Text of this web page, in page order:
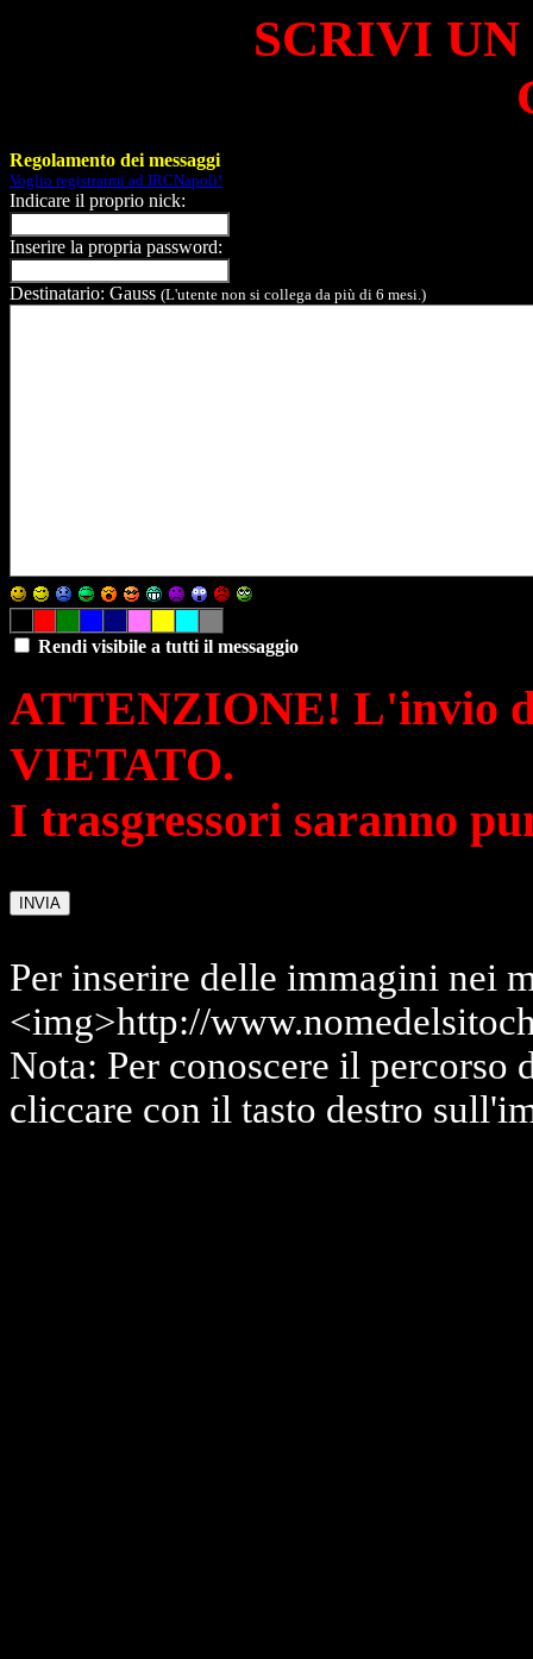
SCRIVI
Regolamento dei messaggi
Voglio registrarmi ad IRCNapoli!
Indicare il proprio nick:
Inserire la propria password:
Destinatario: Gauss (L'utente non si collega da più di 6 mesi.)
Rendi visibile a tutti il messaggio
ATTENZIONE! L'invio
VIETATO.
I trasgressori saranno
Per inserire delle immagini nei
<img>http://
Nota: Per conoscere il percorso
cliccare con il tasto destro